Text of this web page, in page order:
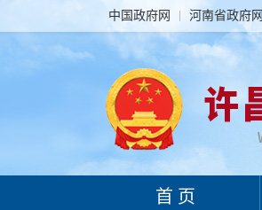
中国政府网 河南省政府网
首 页